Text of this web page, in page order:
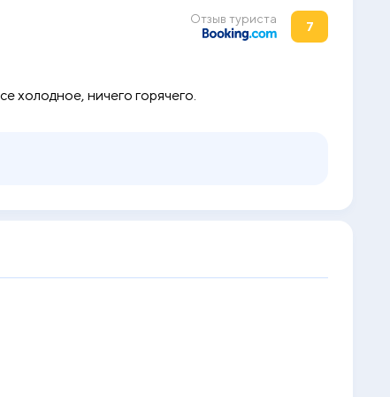
Отзыв туриста
7
холодное, ничего горячего.